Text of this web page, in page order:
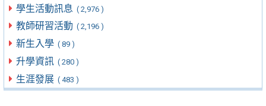
學生活動訊息 ( 2,976 )
教師研習活動 ( 2,196 )
新生入學 ( 89 )
升學資訊 ( 280 )
生涯發展 ( 483 )